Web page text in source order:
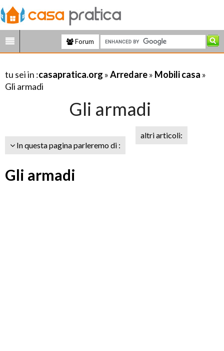
Forum
tu sei in :casapratica.org »Arredare» Mobili casa »
Gli armadi
Gli armadi
In questa pagina parleremo di :
altri articoli:
Gli armadi